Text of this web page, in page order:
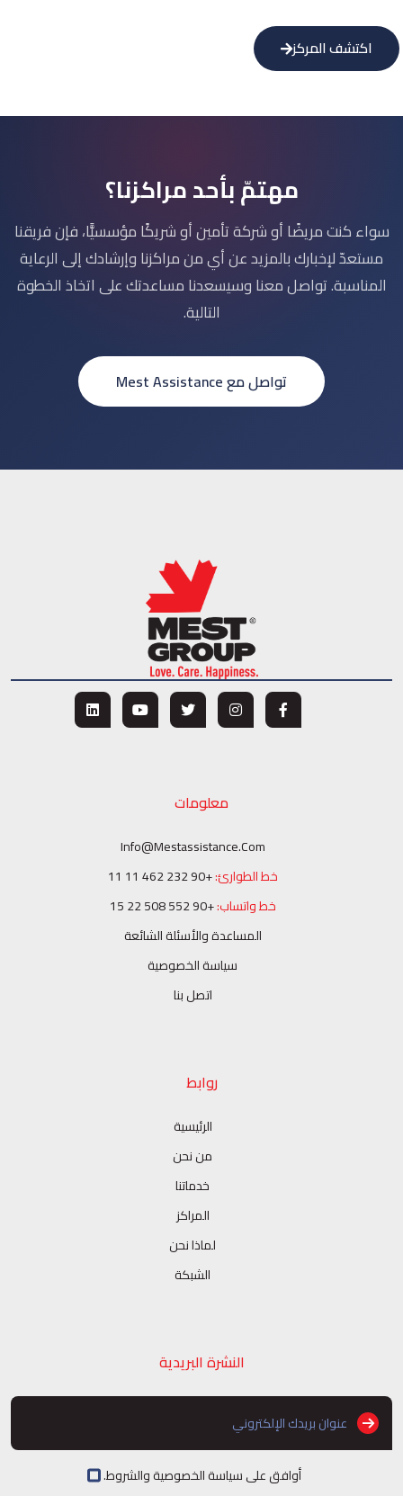
اكتشف المركز
مهتمّ بأحد مراكزنا؟
سواء كنت مريضًا أو شركة تأمين أو شريكًا مؤسسيًّا، فإن فريقنا
مستعدّ لإخبارك بالمزيد عن أي من مراكزنا وإرشادك إلى الرعاية
المناسبة. تواصل معنا وسيسعدنا مساعدتك على اتخاذ الخطوة
التالية.
تواصل مع Mest Assistance
معلومات
Info@mestassistance.com
خط الطوارئ:+90 232 462 11 11
خط واتساب:+90 552 508 22 15
المساعدة والأسئلة الشائعة
سياسة الخصوصية
اتصل بنا
روابط
الرئيسية
من نحن
خدماتنا
المراكز
لماذا نحن
الشبكة
النشرة البريدية
أوافق على سياسة الخصوصية والشروط.